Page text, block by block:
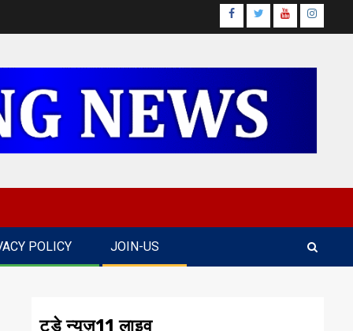
Facebook
TwitterYoutube
POLICY JOIN-US
टुडे न्यूज़11 लाइव